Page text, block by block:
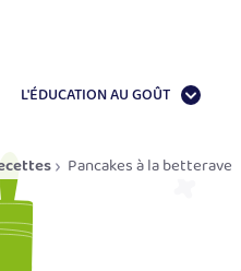
L'ÉDUCATION AU GOÛT
Pancakes à la betterave